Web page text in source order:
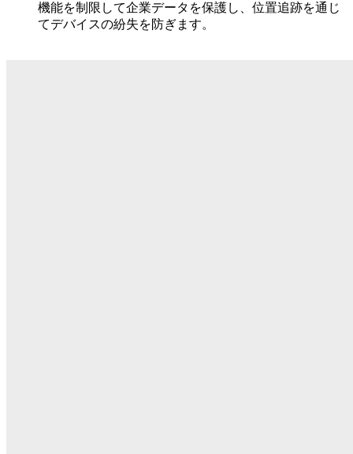
機能を制限して企業データを保護し、位置追跡を通じ
てデバイスの紛失を防ぎます。